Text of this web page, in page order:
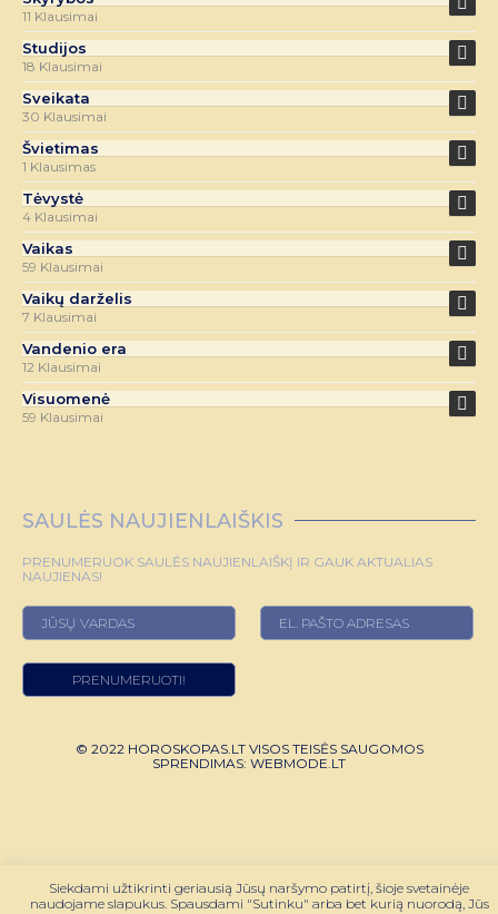
11 Klausimai
Studijos
18 Klausimai
Sveikata
30 Klausimai
Švietimas
1 Klausimas
Tėvystė
4 Klausimai
Vaikas
59 Klausimai
Vaikų darželis
7 Klausimai
Vandenio era
12 Klausimai
Visuomenė
59 Klausimai
SAULĖS NAUJIENLAIŠKIS
PRENUMERUOK SAULĖS NAUJIENLAIŠKĮ IR GAUK AKTUALIAS
NAUJIENAS!
© 2022 HOROSKOPAS.LT VISOS TEISĖS SAUGOMOS
SPRENDIMAS: WEBMODE.LT
Siekdami užtikrinti geriausią Jūsų naršymo patirtį, šioje svetainėje
naudojame slapukus. Spausdami "Sutinku" arba bet kurią nuorodą, Jūs